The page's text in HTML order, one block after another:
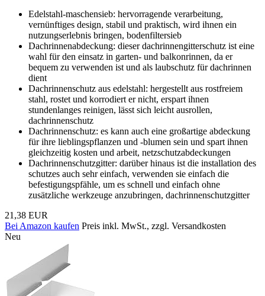
Edelstahl-maschensieb: hervorragende verarbeitung,
vernünftiges design, stabil und praktisch, wird ihnen ein
nutzungserlebnis bringen, bodenfiltersieb
Dachrinnenabdeckung: dieser dachrinnengitterschutz ist eine
wahl für den einsatz in garten- und balkonrinnen, da er
bequem zu verwenden ist und als laubschutz für dachrinnen
dient
Dachrinnenschutz aus edelstahl: hergestellt aus rostfreiem
stahl, rostet und korrodiert er nicht, erspart ihnen
stundenlanges reinigen, lässt sich leicht ausrollen,
dachrinnenschutz
Dachrinnenschutz: es kann auch eine großartige abdeckung
für ihre lieblingspflanzen und -blumen sein und spart ihnen
gleichzeitig kosten und arbeit, netzschutzabdeckungen
Dachrinnenschutzgitter: darüber hinaus ist die installation des
schutzes auch sehr einfach, verwenden sie einfach die
befestigungspfähle, um es schnell und einfach ohne
zusätzliche werkzeuge anzubringen, dachrinnenschutzgitter
21,38 EUR
Bei Amazon kaufen Preis inkl. MwSt., zzgl. Versandkosten
Neu